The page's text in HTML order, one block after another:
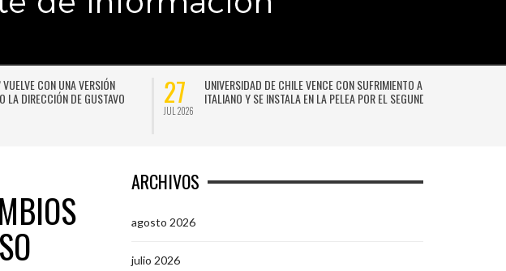
CON UNA VERSIÓN
LA DIRECCIÓN DE GUSTAVO
27
JUL 2026
UNIVERSIDAD DE CHILE VENCE CON SUFRIMIENTO A AUDAX
ITALIANO Y SE INSTALA EN LA PELEA POR EL SEGUNDO LUGAR
ARCHIVOS
agosto 2026
julio 2026